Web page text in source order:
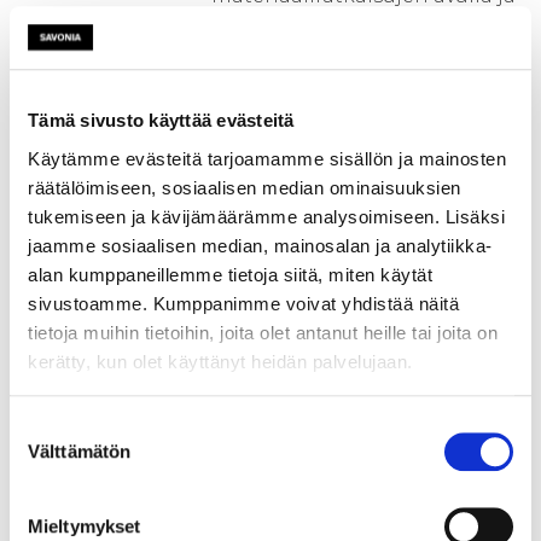
Tämä sivusto käyttää evästeitä
Käytämme evästeitä tarjoamamme sisällön ja mainosten
räätälöimiseen, sosiaalisen median ominaisuuksien
tukemiseen ja kävijämäärämme analysoimiseen. Lisäksi
jaamme sosiaalisen median, mainosalan ja analytiikka-
alan kumppaneillemme tietoja siitä, miten käytät
sivustoamme. Kumppanimme voivat yhdistää näitä
tietoja muihin tietoihin, joita olet antanut heille tai joita on
kerätty, kun olet käyttänyt heidän palvelujaan.
valinta
Välttämätön
Mieltymykset
strategian mukaisesti.
mittaustekniikoiden
soveltaminen ja innovatiivinen
hyödyntäminen tuovat
ratkaisuja esimerkiksi
materiaalien karakterisointiin,
älykkääseen monitorointiin ja
uusien materiaalien
ympäristövaikutusten
Hanke kohdistuu alueen
tarvelähtöisen TKI-toiminnan
yritysten ja oppilaitosten